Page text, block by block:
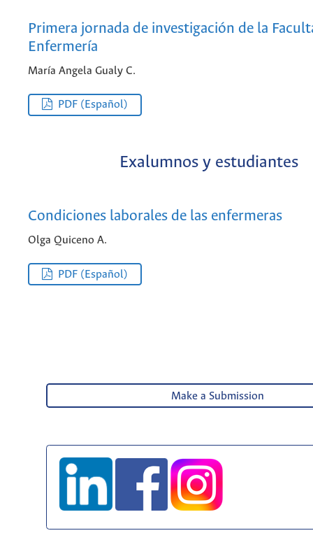
Primera jornada de investigación de la
Enfermería
María Angela Gualy C.
PDF (Español)
Exalumnos y estudiantes
Condiciones laborales de las enfermeras
Olga Quiceno A.
PDF (Español)
Make a Submission